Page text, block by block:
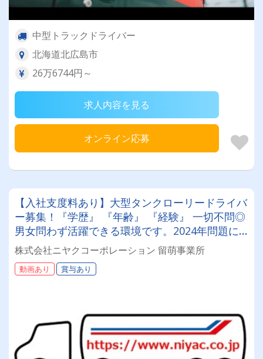
中型トラックドライバー
北海道北広島市
26万6744円～
求人内容を見る
オンライン応募
【入社支度料あり】大型タンクローリードライバ
ー募集！『学歴』 『年齢』 『経験』 一切不問◎
男女問わず活躍できる環境です。2024年問題に
も徹底対策！
株式会社ニヤクコーポレーション 留萌事業所
動画あり 賞与あり